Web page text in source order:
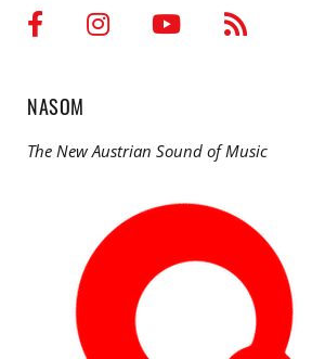
NASOM
The New Austrian Sound of Music